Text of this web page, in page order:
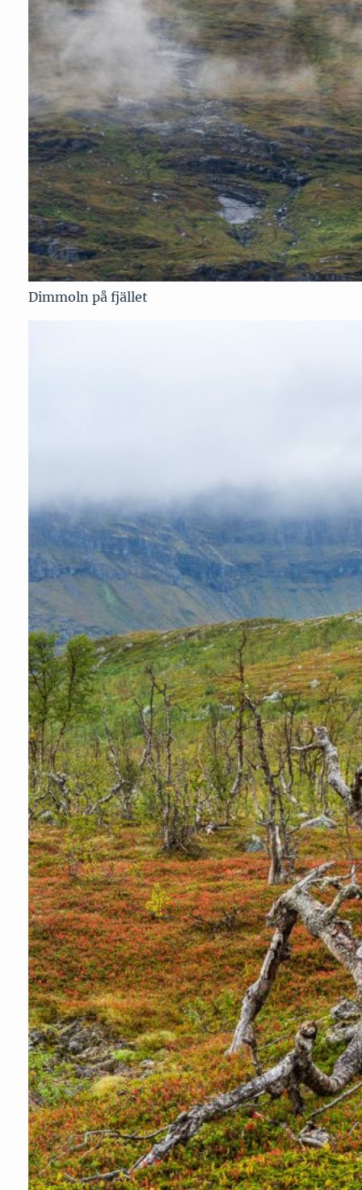
Dimmoln på fjället